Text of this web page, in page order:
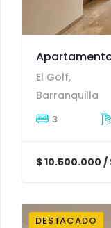
El Golf,
Barranquilla
3
$ 10.500.000 /
DESTACADO